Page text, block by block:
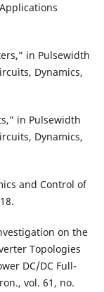
in Pulsewidth
Dynamics,
in Pulsewidth
Dynamics,
and Control of
on the
Topologies
DC/DC Full-
vol. 61, no.